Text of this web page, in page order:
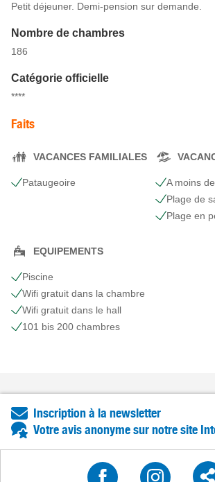
Petit déjeuner. Demi-pension sur demande.
Nombre de chambres
186
Catégorie officielle
****
Faits
VACANCES FAMILIALES
Pataugeoire
A moins
Plage de
Plage en
EQUIPEMENTS
Piscine
Wifi gratuit dans la chambre
Wifi gratuit dans le hall
101 bis 200 chambres
Inscription à la newsletter
Votre avis anonyme sur notre site